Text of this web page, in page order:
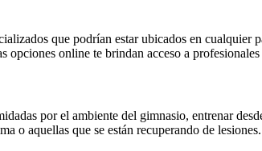
que podrían estar ubicados en
online te brindan acceso a
por el ambiente del gimnasio, entrenar
o aquellas que se están recuperando de lesiones.